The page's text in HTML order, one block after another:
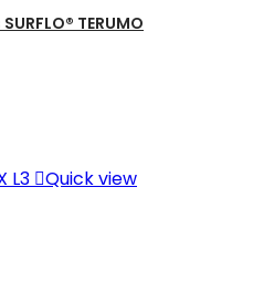
TERUMO
Quick view